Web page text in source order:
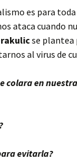
es para
ataca cuando
se plantea
al virus de
colara en
evitarla?